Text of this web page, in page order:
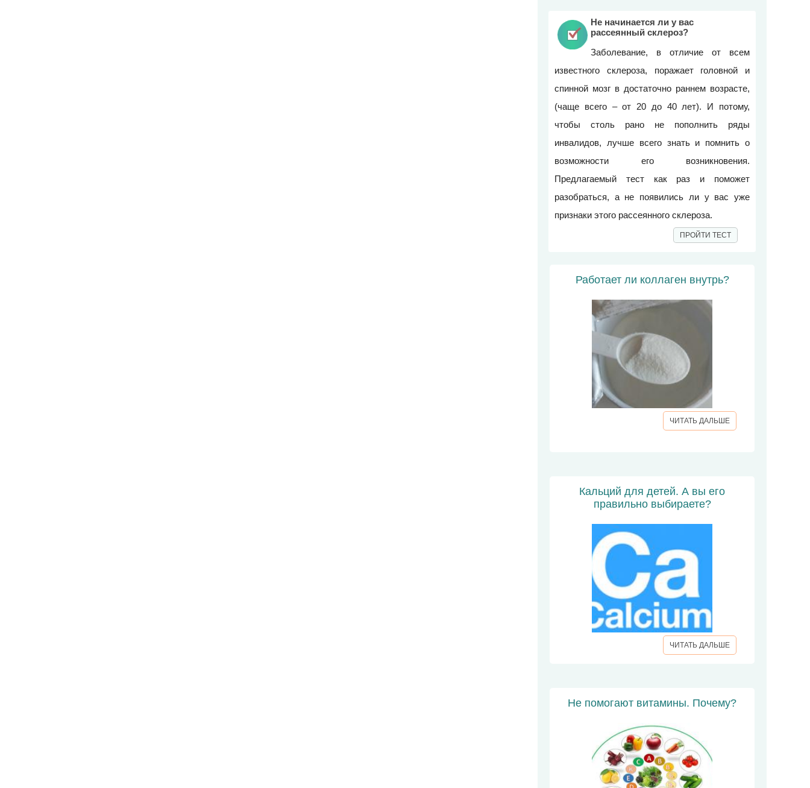
Не начинается ли у вас
рассеянный склероз?
Заболевание, в отличие от всем
известного склероза, поражает головной и
спинной мозг в достаточно раннем возрасте,
(чаще всего – от 20 до 40 лет). И потому,
чтобы столь рано не пополнить ряды
инвалидов, лучше всего знать и помнить о
возможности его возникновения.
Предлагаемый тест как раз и поможет
разобраться, а не появились ли у вас уже
признаки этого рассеянного склероза.
ПРОЙТИ ТЕСТ
Работает ли коллаген внутрь?
ЧИТАТЬ ДАЛЬШЕ
Кальций для детей. А вы его
правильно выбираете?
ЧИТАТЬ ДАЛЬШЕ
Не помогают витамины. Почему?